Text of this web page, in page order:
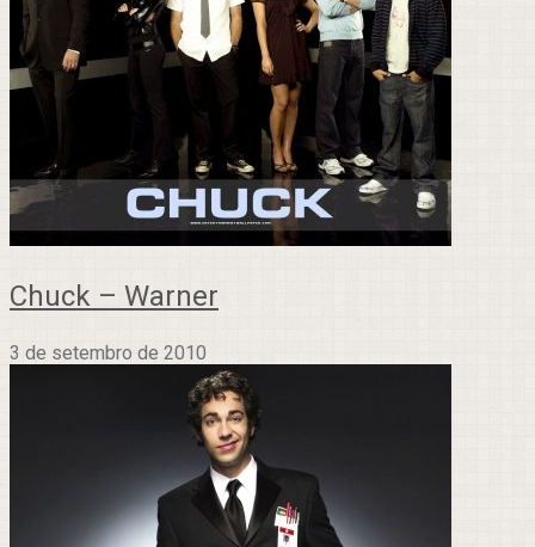
Chuck – Warner
3 de setembro de 2010